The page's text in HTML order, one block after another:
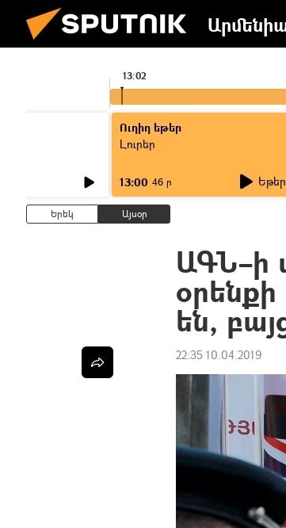
13:02
Ուղիղ եթեր
Լուրեր
13:00 46 ր Եթեր
Երեկ Այսօր
ԱԳՆ–ի
են,
22:35 10.04.2019